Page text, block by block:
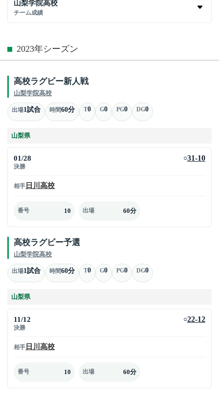
山梨学院高校
チーム成績
2023年シーズン
高校ラグビー新人戦
山梨学院高校
出場1試合 時間60分 T0 G0 PG0 DG0
山梨県
01/28
決勝
○31-10
相手 日川高校
番号 10 出場 60分
高校ラグビー予選
山梨学院高校
出場1試合 時間60分 T0 G0 PG0 DG0
山梨県
11/12
決勝
○22-12
相手 日川高校
番号 10 出場 60分